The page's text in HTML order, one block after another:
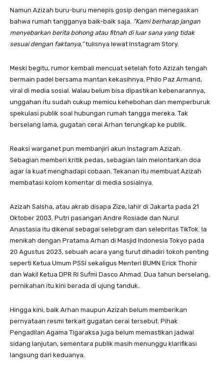
Namun Azizah buru-buru menepis gosip dengan menegaskan
bahwa rumah tangganya baik-baik saja. “Kami berharap jangan
menyebarkan berita bohong atau fitnah di luar sana yang tidak
sesuai dengan faktanya,”tulisnya lewat Instagram Story.
Meski begitu, rumor kembali mencuat setelah foto Azizah tengah
bermain padel bersama mantan kekasihnya, Philo Paz Armand,
viral di media sosial. Walau belum bisa dipastikan kebenarannya,
unggahan itu sudah cukup memicu kehebohan dan memperburuk
spekulasi publik soal hubungan rumah tangga mereka. Tak
berselang lama, gugatan cerai Arhan terungkap ke publik.
Reaksi warganet pun membanjiri akun Instagram Azizah.
Sebagian memberi kritik pedas, sebagian lain melontarkan doa
agar ia kuat menghadapi cobaan. Tekanan itu membuat Azizah
membatasi kolom komentar di media sosialnya.
Azizah Salsha, atau akrab disapa Zize, lahir di Jakarta pada 21
Oktober 2003. Putri pasangan Andre Rosiade dan Nurul
Anastasia itu dikenal sebagai selebgram dan selebritas TikTok. Ia
menikah dengan Pratama Arhan di Masjid Indonesia Tokyo pada
20 Agustus 2023, sebuah acara yang turut dihadiri tokoh penting
seperti Ketua Umum PSSI sekaligus Menteri BUMN Erick Thohir
dan Wakil Ketua DPR RI Sufmi Dasco Ahmad. Dua tahun berselang,
pernikahan itu kini berada di ujung tanduk.
Hingga kini, baik Arhan maupun Azizah belum memberikan
pernyataan resmi terkait gugatan cerai tersebut. Pihak
Pengadilan Agama Tigaraksa juga belum memastikan jadwal
sidang lanjutan, sementara publik masih menunggu klarifikasi
langsung dari keduanya.